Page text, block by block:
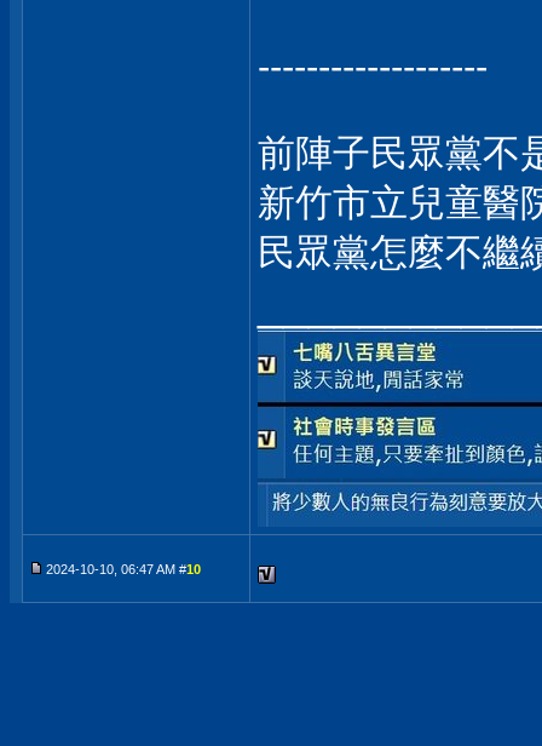
-------------------
前陣子民眾黨不
新竹市立兒童醫
民眾黨怎麼不繼
2024-10-10, 06:47 AM #10